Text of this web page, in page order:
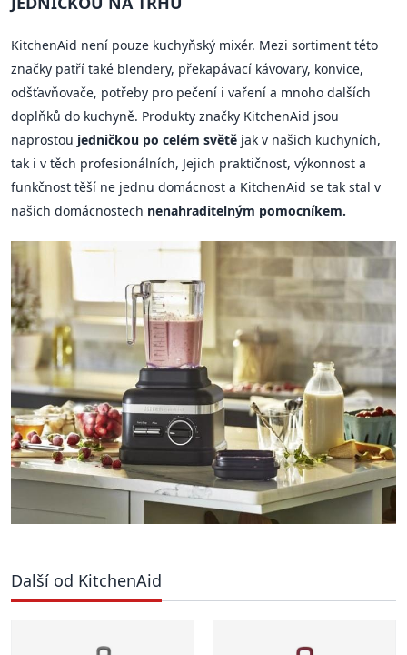
KitchenAid není pouze kuchyňský mixér. Mezi sortiment této
značky patří také blendery, překapávací kávovary, konvice,
odšťavňovače, potřeby pro pečení i vaření a mnoho dalších
doplňků do kuchyně. Produkty značky KitchenAid jsou
naprostou jedničkou po celém světě jak v našich kuchyních,
tak i v těch profesionálních, Jejich praktičnost, výkonnost a
funkčnost těší ne jednu domácnost a KitchenAid se tak stal v
našich domácnostech nenahraditelným pomocníkem.
Další od KitchenAid